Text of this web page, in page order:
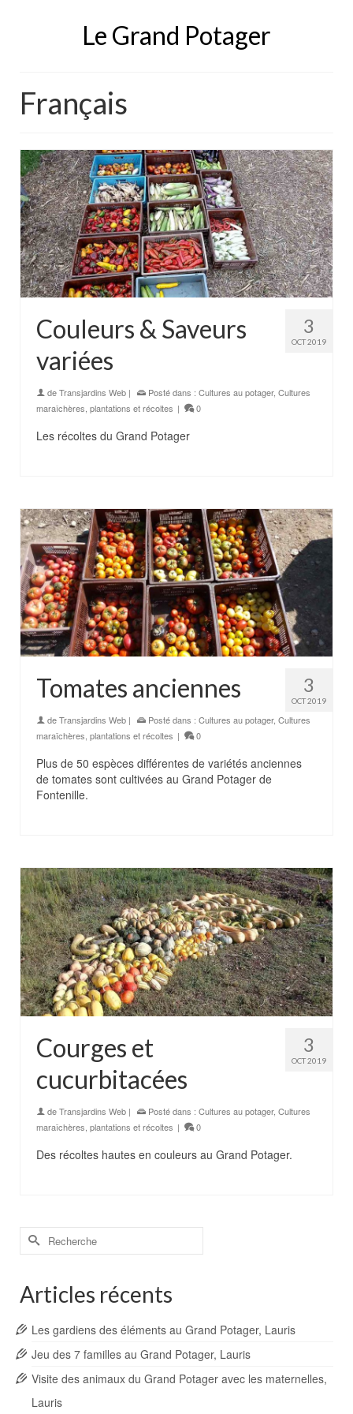
Le Grand Potager
Français
3
OCT 2019
Couleurs & Saveurs
variées
deTransjardins Web | Posté dans : Cultures au potager, Cultures
maraîchères, plantations et récoltes | 0
Les récoltes du Grand Potager
3
OCT 2019
Tomates anciennes
deTransjardins Web | Posté dans : Cultures au potager, Cultures
maraîchères, plantations et récoltes | 0
Plus de 50 espèces différentes de variétés anciennes
de tomates sont cultivées au Grand Potager de
Fontenille.
3
OCT 2019
Courges et
cucurbitacées
deTransjardins Web | Posté dans : Cultures au potager, Cultures
maraîchères plantations et récoltes | 0
Des récoltes hautes en couleurs au Grand Potager.
Rechercher :
Articles récents
Les gardiens des éléments au Grand Potager, Lauris
Jeu des 7 familles au Grand Potager, Lauris
Visite des animaux du Grand Potager avec les maternelles,
Lauris